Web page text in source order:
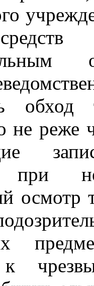
обход
не реже
при